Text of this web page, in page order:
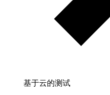
基于云的测试